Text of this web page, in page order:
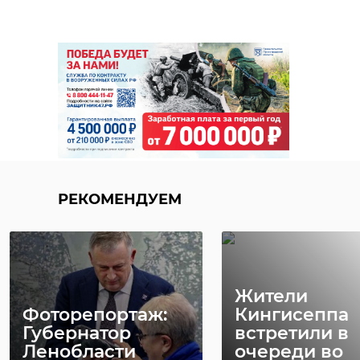
РЕКОМЕНДУЕМ
Фоторепортаж:
Губернатор
Ленобласти
Жители
Кингисеппа
встретили в
очереди во
ломоносовский район
низино экология
Поделиться статьей: